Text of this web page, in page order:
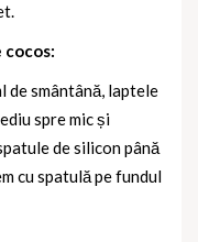
cocos:
de smântână, laptele
spre mic și
de silicon până
cu spatulă pe fundul